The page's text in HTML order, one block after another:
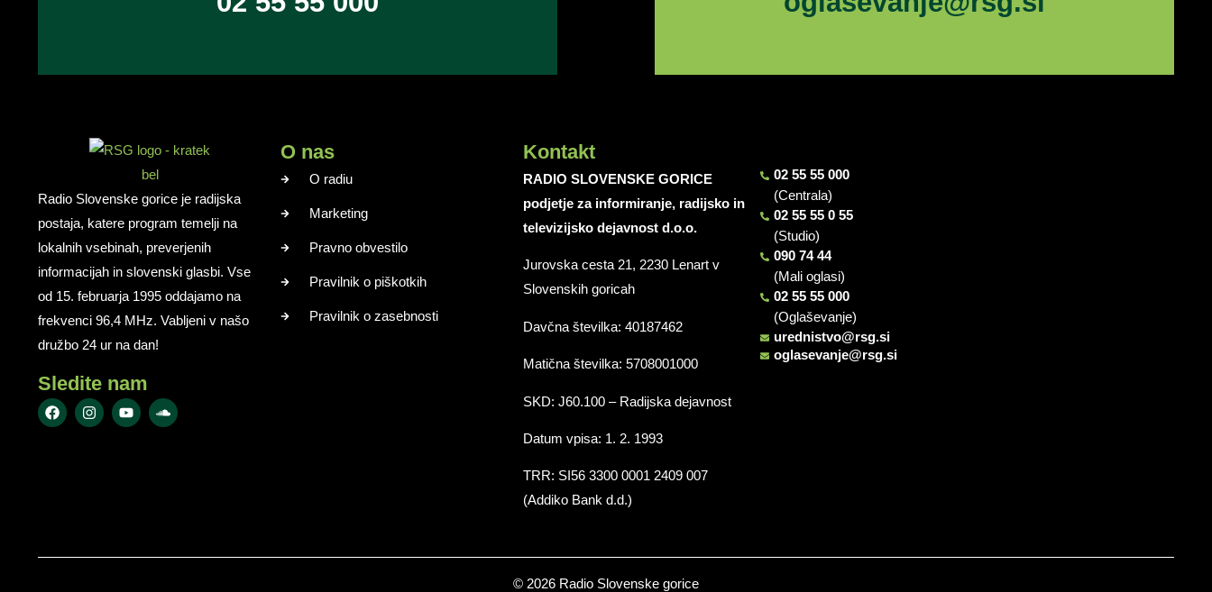
Radio Slovenske gorice je radijska
postaja, katere program temelji na
lokalnih vsebinah, preverjenih
informacijah in slovenski glasbi. Vse
od 15. februarja 1995 oddajamo na
frekvenci 96,4 MHz. Vabljeni v našo
družbo 24 ur na dan!
Sledite nam
O nas
O radiu
Marketing
Pravno obvestilo
Pravilnik o piškotkih
Pravilnik o zasebnosti
Kontakt
RADIO SLOVENSKE GORICE
podjetje za informiranje, radijsko in
televizijsko dejavnost d.o.o.
Jurovska cesta 21, 2230 Lenart v
Slovenskih goricah
Davčna številka: 40187462
Matična številka: 5708001000
SKD: J60.100 – Radijska dejavnost
Datum vpisa: 1. 2. 1993
TRR: SI56 3300 0001 2409 007
(Addiko Bank d.d.)
02 55 55 000
(Centrala)
02 55 55 0 55
(Studio)
090 74 44
(Mali oglasi)
02 55 55 000
(Oglaševanje)
urednistvo@rsg.si
oglasevanje@rsg.si
© 2026 Radio Slovenske gorice